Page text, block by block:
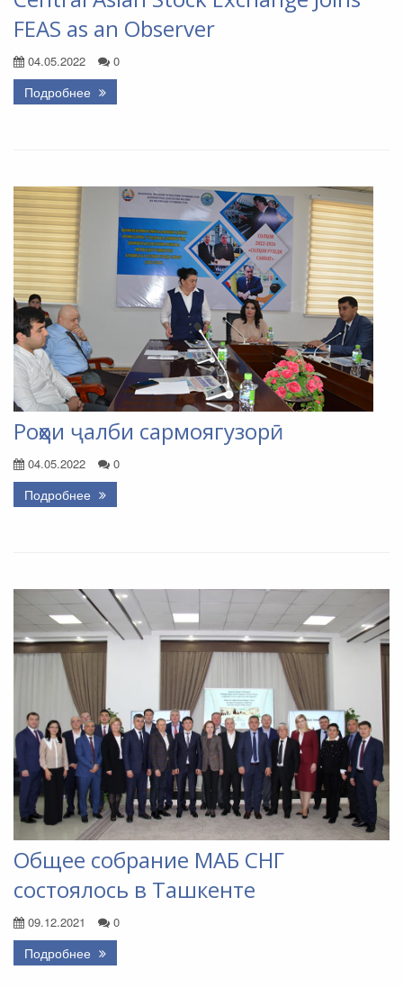
FEAS as an Observer
04.05.2022 0
Подробнее
Роҳҳои ҷалби сармоягузорӣ
04.05.2022 0
Подробнее
Общее собрание МАБ СНГ
состоялось в Ташкенте
09.12.2021 0
Подробнее